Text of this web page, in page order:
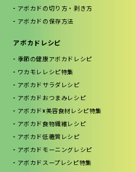
アボカドの切り方・剥き方
アボカドの保存方法
アボカドレシピ
季節の健康アボカドレシピ
ワカモレレシピ特集
アボカドサラダレシピ
アボカドおつまみレシピ
アボカド×美容食材レシピ特集
アボカド食物繊維レシピ
アボカド低糖質レシピ
アボカドモーニングレシピ
アボカドスープレシピ特集